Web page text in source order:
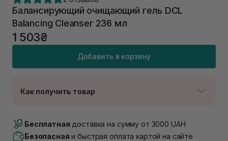
Балансирующий очищающий гель DCL
Balancing Cleanser 236 мл
1 503₴
Добавить в корзину
Как получить товар
В наличии
Самовывоз г. Луцк, Винниченка 4
Бесплатная доставка на сумму от 3000 UAH
Безопасная и быстрая оплата картой на сайте